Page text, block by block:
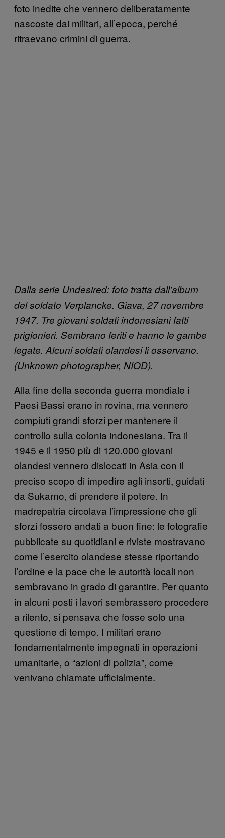
foto inedite che vennero deliberatamente
nascoste dai militari, all’epoca, perché
ritraevano crimini di guerra.
Dalla serie Undesired: foto tratta dall’album
del soldato Verplancke. Giava, 27 novembre
1947. Tre giovani soldati indonesiani fatti
prigionieri. Sembrano feriti e hanno le gambe
legate. Alcuni soldati olandesi li osservano.
(Unknown photographer, NIOD).
Alla fine della seconda guerra mondiale i
Paesi Bassi erano in rovina, ma vennero
compiuti grandi sforzi per mantenere il
controllo sulla colonia indonesiana. Tra il
1945 e il 1950 più di 120.000 giovani
olandesi vennero dislocati in Asia con il
preciso scopo di impedire agli insorti, guidati
da Sukarno, di prendere il potere. In
madrepatria circolava l’impressione che gli
sforzi fossero andati a buon fine: le fotografie
pubblicate su quotidiani e riviste mostravano
come l’esercito olandese stesse riportando
l’ordine e la pace che le autorità locali non
sembravano in grado di garantire. Per quanto
in alcuni posti i lavori sembrassero procedere
a rilento, si pensava che fosse solo una
questione di tempo. I militari erano
fondamentalmente impegnati in operazioni
umanitarie, o “azioni di polizia”, come
venivano chiamate ufficialmente.